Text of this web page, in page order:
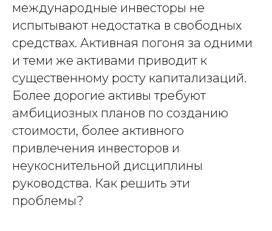
международные инвесторы не
испытывают недостатка в свободных
средствах. Активная погоня за одними
и теми же активами приводит к
существенному росту капитализаций.
Более дорогие активы требуют
амбициозных планов по созданию
стоимости, более активного
привлечения инвесторов и
неукоснительной дисциплины
руководства. Как решить эти
проблемы?